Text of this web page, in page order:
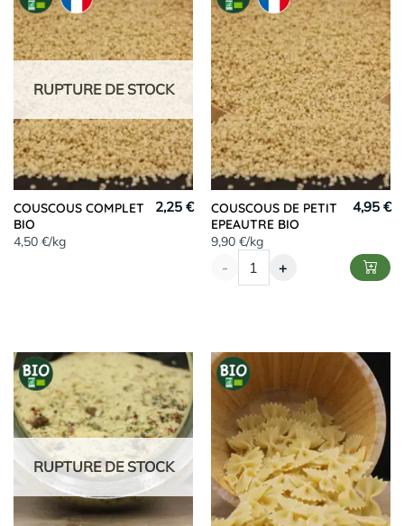
RUPTURE DE STOCK
COUSCOUS COMPLET
BIO
4,50 €/kg
2,25 €
COUSCOUS DE PETIT
EPEAUTRE BIO
9,90 €/kg
4,95 €
- +
RUPTURE DE STOCK